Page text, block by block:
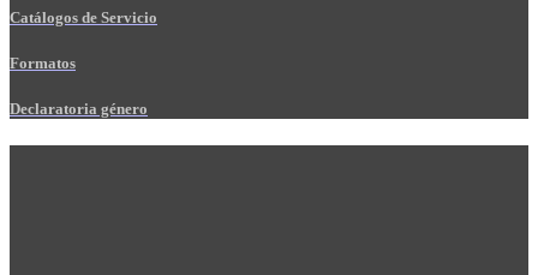
Catálogos de Servicio
Formatos
Declaratoria género